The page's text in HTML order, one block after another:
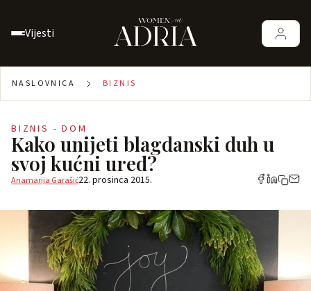
Vijesti
NASLOVNICA BIZNIS
BIZNIS - DOM
Kako unijeti blagdanski duh u
svoj kućni ured?
Anamarija Garašić22. prosinca 2015.